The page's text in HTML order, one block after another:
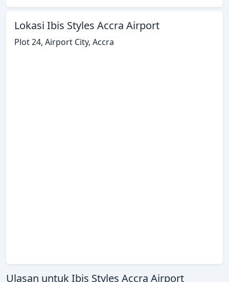
Lokasi Ibis Styles Accra Airport
Plot 24, Airport City, Accra
Ulasan untuk Ibis Styles Accra Airport